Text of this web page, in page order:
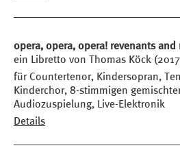
opera, opera, opera! revenants
ein Libretto von Thomas Köck
für Countertenor, Kindersopran,
Kinderchor, 8-stimmigen
Audiozuspielung, Live-Elektronik
Details